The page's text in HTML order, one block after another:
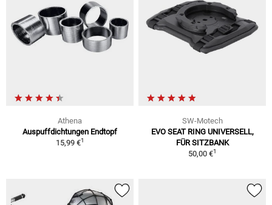
Athena
Auspuffdichtungen Endtopf
15,99 €1
SW-Motech
EVO SEAT RING UNIVERSELL,
FÜR SITZBANK
50,00 €1